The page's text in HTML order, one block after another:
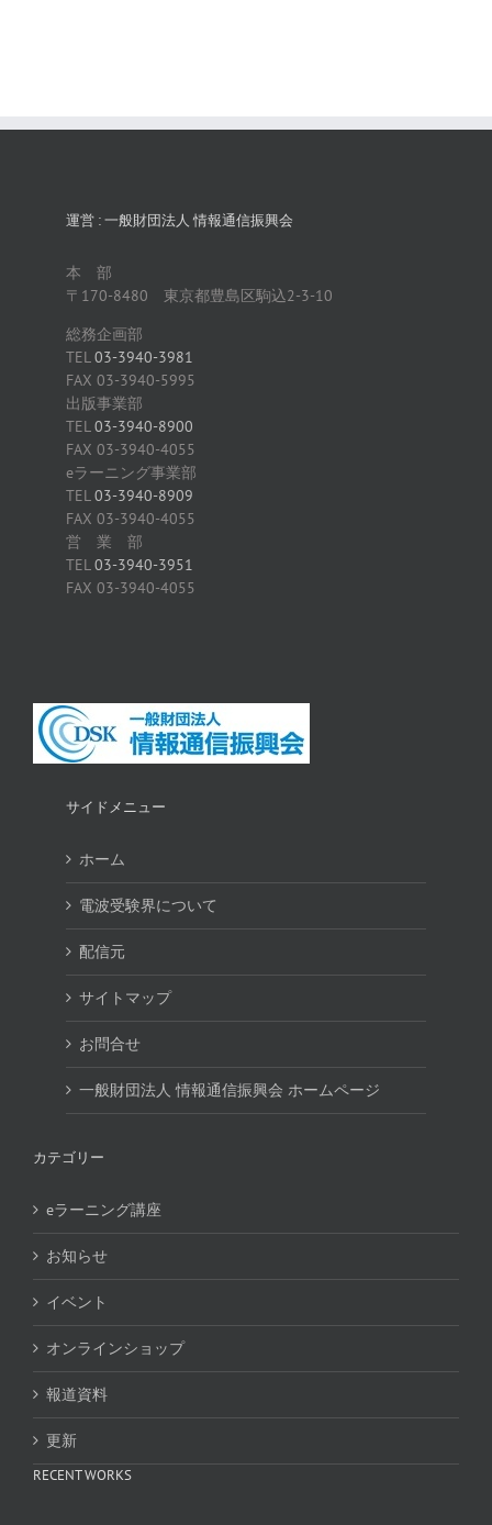
運営 : 一般財団法人 情報通信振興会
本 部
〒170-8480 東京都豊島区駒込2-3-10
総務企画部
TEL03-3940-3981
FAX 03-3940-5995
出版事業部
TEL03-3940-8900
FAX 03-3940-4055
eラーニング事業部
TEL03-3940-8909
FAX 03-3940-4055
営 業 部
TEL03-3940-3951
FAX 03-3940-4055
サイドメニュー
ホーム
電波受験界について
配信元
サイトマップ
お問合せ
一般財団法人 情報通信振興会 ホームページ
カテゴリー
eラーニング講座
お知らせ
イベント
オンラインショップ
報道資料
更新
RECENT WORKS